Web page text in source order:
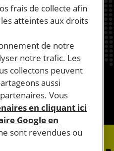
frais de collecte afin
atteintes aux droits
de notre
notre trafic. Les
collectons peuvent
aussi
Vous
en cliquant ici
Google en
sont revendues ou